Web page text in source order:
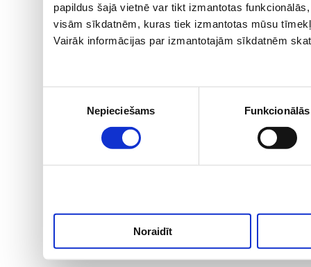
papildus šajā vietnē var tikt izmantotas
visām sīkdatnēm, kuras tiek izmantotas mūsu
Vairāk informācijas par izmantotajām sīkdatnēm
Nepieciešams Funkcionālās
Noraidīt